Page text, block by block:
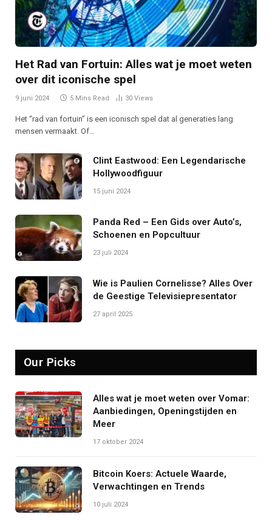
Het Rad van Fortuin: Alles wat je moet weten
over dit iconische spel
9 juni 2024 5 Mins Read 30 Views
Het “rad van fortuin” is een iconisch spel dat al generaties lang
mensen vermaakt. Of…
Clint Eastwood: Een Legendarische
Hollywoodfiguur
15 juni 2024
Panda Red – Een Gids over Auto’s,
Schoenen en Popcultuur
23 juli 2024
Wie is Paulien Cornelisse? Alles Over
de Geestige Televisiepresentator
27 april 2025
Our Picks
Alles wat je moet weten over Vomar:
Aanbiedingen, Openingstijden en
Meer
17 oktober 2024
Bitcoin Koers: Actuele Waarde,
Verwachtingen en Trends
10 juli 2024